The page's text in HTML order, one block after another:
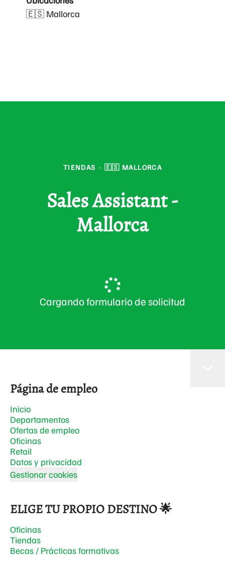
🇪🇸 Mallorca
TIENDAS · 🇪🇸 MALLORCA
Sales Assistant -
Mallorca
Cargando formulario de solicitud
Página de empleo
Inicio
Departamentos
Ofertas de empleo
Oficinas
Retail
Datos y privacidad
Gestionar cookies
ELIGE TU PROPIO DESTINO 🌟
Oficinas
Tiendas
Becas / Prácticas formativas